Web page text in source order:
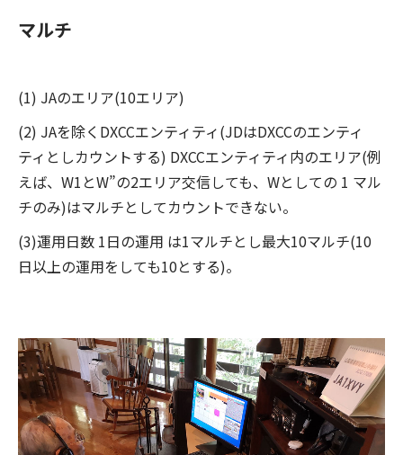
マルチ
(1) JAのエリア(10エリア)
(2) JAを除くDXCCエンティティ(JDはDXCCのエンティ
ティとしカウントする) DXCCエンティティ内のエリア(例
えば、W1とW”の2エリア交信しても、Wとしての 1 マル
チのみ)はマルチとしてカウントできない。
(3)運用日数 1日の運用 は1マルチとし最大10マルチ(10
日以上の運用をしても10とする)。